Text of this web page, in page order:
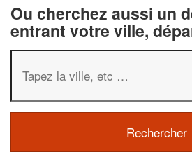
Ou cherchez aussi un
entrant votre ville,